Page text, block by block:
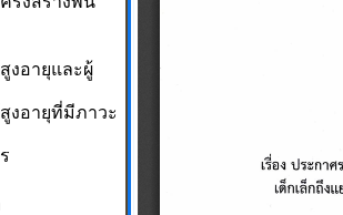
งอายุและผู้
งอายุที่มีภาวะ